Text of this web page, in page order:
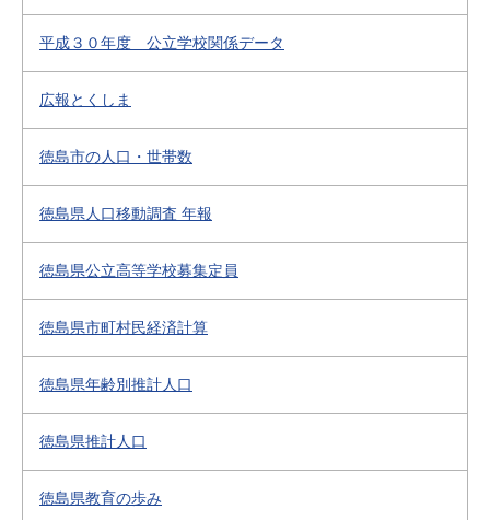
平成３０年度 公立学校関係データ
広報とくしま
徳島市の人口・世帯数
徳島県人口移動調査 年報
徳島県公立高等学校募集定員
徳島県市町村民経済計算
徳島県年齢別推計人口
徳島県推計人口
徳島県教育の歩み